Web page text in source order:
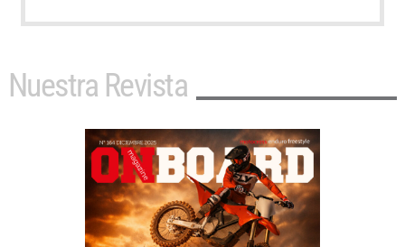
Nuestra Revista